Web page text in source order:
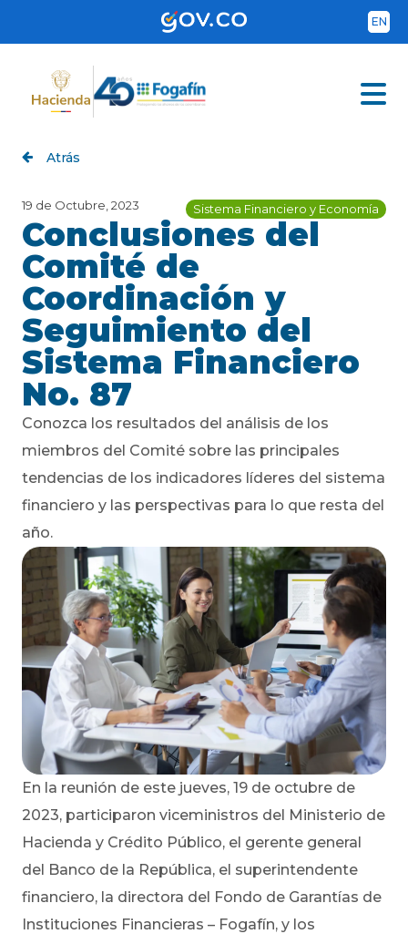
EN
Atrás
19 de Octubre, 2023 Sistema Financiero y Economía
Conclusiones del
Comité de
Coordinación y
Seguimiento del
Sistema Financiero
No. 87
Conozca los resultados del análisis de los
miembros del Comité sobre las principales
tendencias de los indicadores líderes del sistema
financiero y las perspectivas para lo que resta del
año.
En la reunión de este jueves, 19 de octubre de
2023, participaron viceministros del Ministerio de
Hacienda y Crédito Público, el gerente general
del Banco de la República, el superintendente
financiero, la directora del Fondo de Garantías de
Instituciones Financieras – Fogafín, y los